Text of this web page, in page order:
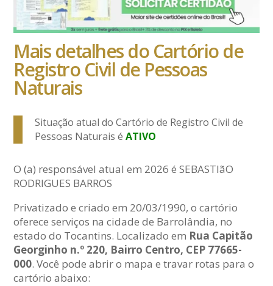
Mais detalhes do Cartório de
Registro Civil de Pessoas
Naturais
Situação atual do Cartório de Registro Civil de
Pessoas Naturais éATIVO
O (a) responsável atual em 2026 é SEBASTIãO
RODRIGUES BARROS
Privatizado e criado em 20/03/1990, o cartório
oferece serviços na cidade de Barrolândia, no
estado do Tocantins. Localizado em Rua Capitão
Georginho n.º 220, Bairro Centro, CEP 77665-
000. Você pode abrir o mapa e travar rotas para o
cartório abaixo: